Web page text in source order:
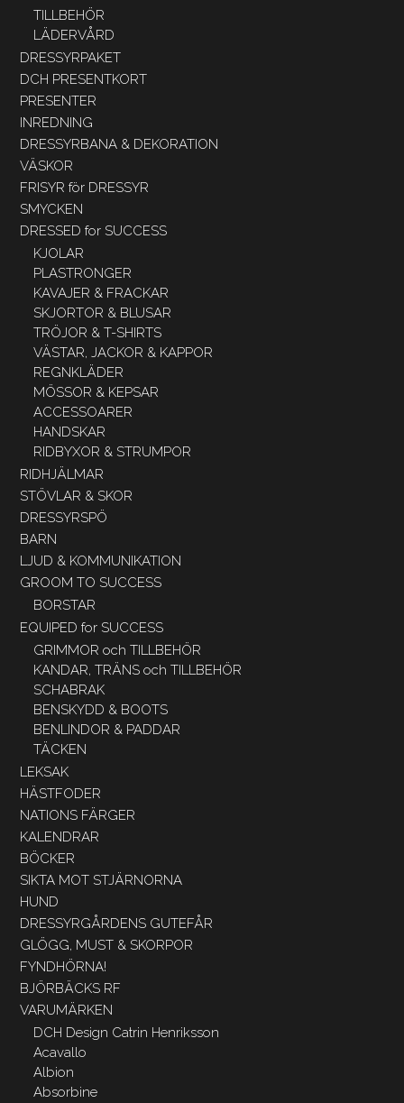
TILLBEHÖR
LÄDERVÅRD
DRESSYRPAKET
DCH PRESENTKORT
PRESENTER
INREDNING
DRESSYRBANA & DEKORATION
VÄSKOR
FRISYR för DRESSYR
SMYCKEN
DRESSED for SUCCESS
KJOLAR
PLASTRONGER
KAVAJER & FRACKAR
SKJORTOR & BLUSAR
TRÖJOR & T-SHIRTS
VÄSTAR, JACKOR & KAPPOR
REGNKLÄDER
MÖSSOR & KEPSAR
ACCESSOARER
HANDSKAR
RIDBYXOR & STRUMPOR
RIDHJÄLMAR
STÖVLAR & SKOR
DRESSYRSPÖ
BARN
LJUD & KOMMUNIKATION
GROOM TO SUCCESS
BORSTAR
EQUIPED for SUCCESS
GRIMMOR och TILLBEHÖR
KANDAR, TRÄNS och TILLBEHÖR
SCHABRAK
BENSKYDD & BOOTS
BENLINDOR & PADDAR
TÄCKEN
LEKSAK
HÄSTFODER
NATIONS FÄRGER
KALENDRAR
BÖCKER
SIKTA MOT STJÄRNORNA
HUND
DRESSYRGÅRDENS GUTEFÅR
GLÖGG, MUST & SKORPOR
FYNDHÖRNA!
BJÖRBÄCKS RF
VARUMÄRKEN
DCH Design Catrin Henriksson
Acavallo
Albion
Absorbine